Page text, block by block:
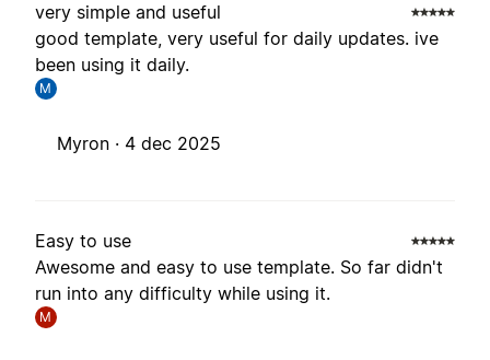
very simple and useful
good template, very useful for daily updates. ive
been using it daily.
M
Myron · 4 dec 2025
Easy to use
Awesome and easy to use template. So far didn't
run into any difficulty while using it.
M